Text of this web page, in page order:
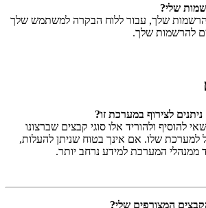
שלי?
שלך, עבור ללוח הבקרה למשתמש שלך
להרשמות שלך.
לצירוף במערכת זו?
להוסיף ולהוריד אלו סוגי קבצים שברצונו
למערכת שלו. אם אינך בטוח שניתן להעלות,
המערכת למידע נרחב יותר.
המצורפים שלי?